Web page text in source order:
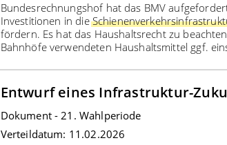
Bundesrechnungshof hat das BMV
Investitionen in die
fördern. Es hat das Haushaltsrecht zu
Bahnhöfe verwendeten Haushaltsmittel ggf.
Entwurf eines Infrastruktur-
Dokument -21 . Wahlperiode
Verteildatum: 11.02.2026